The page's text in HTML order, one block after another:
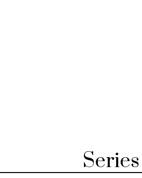
Series